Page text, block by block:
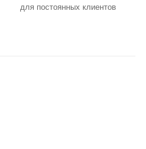
для постоянных клиентов